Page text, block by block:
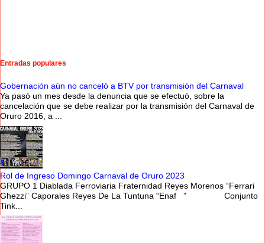
Entradas populares
Gobernación aún no canceló a BTV por transmisión del Carnaval
Ya pasó un mes desde la denuncia que se efectuó, sobre la
cancelación que se debe realizar por la transmisión del Carnaval de
Oruro 2016, a ...
Rol de Ingreso Domingo Carnaval de Oruro 2023
GRUPO 1 Diablada Ferroviaria Fraternidad Reyes Morenos “Ferrari
Ghezzi” Caporales Reyes De La Tuntuna “Enaf ” Conjunto
Tink...